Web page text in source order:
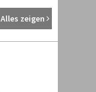
Alles zeigen